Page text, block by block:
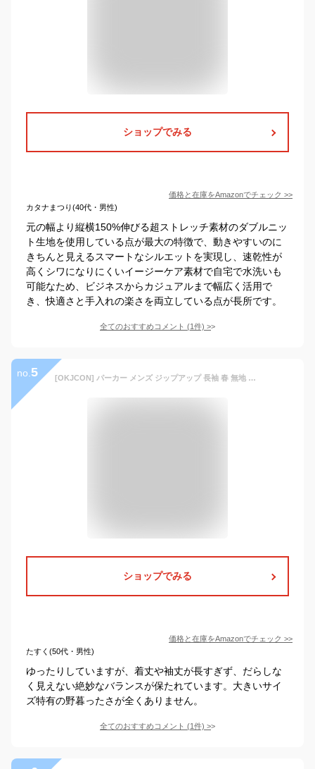
ショップでみる
価格と在庫をAmazonでチェック >>
カタナまつり(40代・男性)
元の幅より縦横150%伸びる超ストレッチ素材のダブルニッ
ト生地を使用している点が最大の特徴で、動きやすいのに
きちんと見えるスマートなシルエットを実現し、速乾性が
高くシワになりにくいイージーケア素材で自宅で水洗いも
可能なため、ビジネスからカジュアルまで幅広く活用で
き、快適さと手入れの楽さを両立している点が長所です。
全てのおすすめコメント (1件) >
no. 5 [OKJCON] パーカー メンズ ジップアップ 長袖 春 無地 ゆったり フード付き おしゃれ 大きいサイズ (JP, アルファベット, 2XL, ダークグレー)
ショップでみる
価格と在庫をAmazonでチェック >>
たすく(50代・男性)
ゆったりしていますが、着丈や袖丈が長すぎず、だらしな
く見えない絶妙なバランスが保たれています。大きいサイ
ズ特有の野暮ったさが全くありません。
全てのおすすめコメント (1件) >